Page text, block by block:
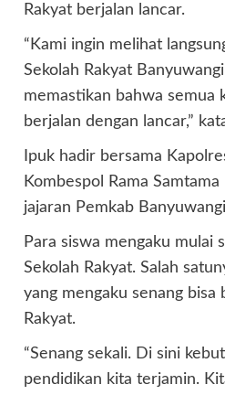
Rakyat berjalan lancar.
“Kami ingin melihat
Sekolah Rakyat
memastikan bahwa semua
berjalan dengan lancar,”
Ipuk hadir bersama
Kombespol Rama
jajaran Pemkab
Para siswa mengaku mulai
Sekolah Rakyat. Salah
yang mengaku senang bisa
Rakyat.
“Senang sekali. Di sini
pendidikan kita terjamin.